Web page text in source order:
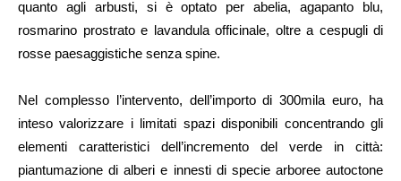
quanto agli arbusti, si è optato per abelia, agapanto blu,
rosmarino prostrato e lavandula officinale, oltre a cespugli di
rosse paesaggistiche senza spine.
Nel complesso l’intervento, dell’importo di 300mila euro, ha
inteso valorizzare i limitati spazi disponibili concentrando gli
elementi caratteristici dell’incremento del verde in città:
piantumazione di alberi e innesti di specie arboree autoctone